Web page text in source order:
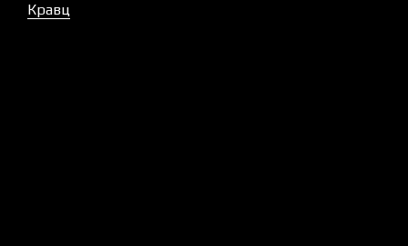
Кравц